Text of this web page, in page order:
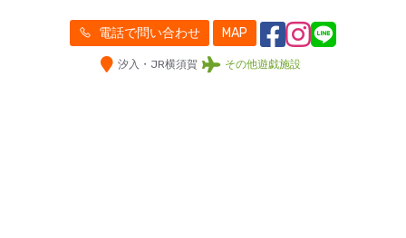
電話で問い合わせ MAP
汐入・JR横須賀 その他遊戯施設